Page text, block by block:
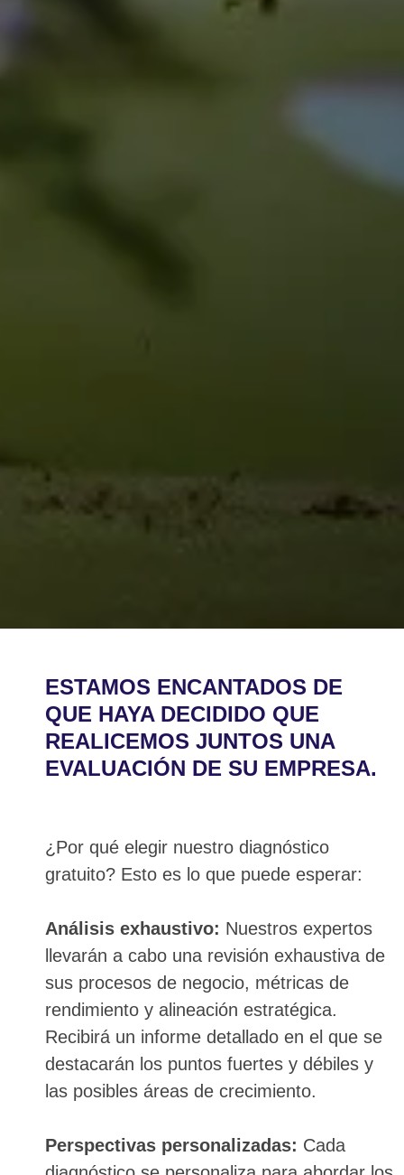
ESTAMOS ENCANTADOS DE
QUE HAYA DECIDIDO QUE
REALICEMOS JUNTOS UNA
EVALUACIÓN DE SU EMPRESA.
¿Por qué elegir nuestro diagnóstico
gratuito? Esto es lo que puede esperar:
Análisis exhaustivo: Nuestros expertos
llevarán a cabo una revisión exhaustiva de
sus procesos de negocio, métricas de
rendimiento y alineación estratégica.
Recibirá un informe detallado en el que se
destacarán los puntos fuertes y débiles y
las posibles áreas de crecimiento.
Perspectivas personalizadas: Cada